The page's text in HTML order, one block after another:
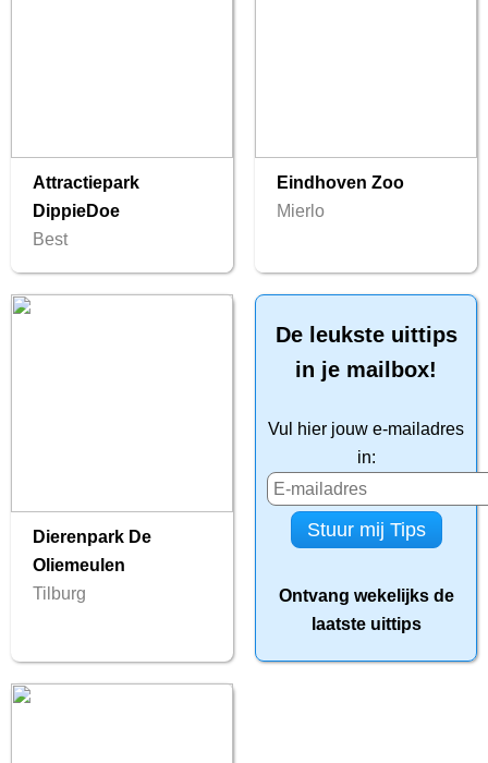
Attractiepark
DippieDoe
Best
Eindhoven Zoo
Mierlo
Dierenpark De
Oliemeulen
Tilburg
De leukste uittips
in je mailbox!
Vul hier jouw e-mailadres
in:
Ontvang wekelijks de
laatste uittips